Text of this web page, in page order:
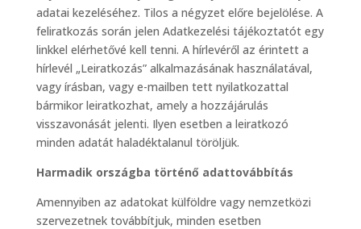
adatai kezeléséhez. Tilos a négyzet előre bejelölése. A
feliratkozás során jelen Adatkezelési tájékoztatót egy
linkkel elérhetővé kell tenni. A hírlevéről az érintett a
hírlevél „Leiratkozás” alkalmazásának használatával,
vagy írásban, vagy e-mailben tett nyilatkozattal
bármikor leiratkozhat, amely a hozzájárulás
visszavonását jelenti. Ilyen esetben a leiratkozó
minden adatát haladéktalanul töröljük.
Harmadik országba történő adattovábbítás
Amennyiben az adatokat külföldre vagy nemzetközi
szervezetnek továbbítjuk, minden esetben